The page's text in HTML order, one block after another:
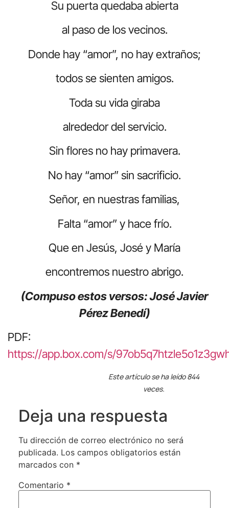
Su puerta quedaba abierta
al paso de los vecinos.
Donde hay “amor”, no hay extraños;
todos se sienten amigos.
Toda su vida giraba
alrededor del servicio.
Sin flores no hay primavera.
No hay “amor” sin sacrificio.
Señor, en nuestras familias,
Falta “amor” y hace frío.
Que en Jesús, José y María
encontremos nuestro abrigo.
(Compuso estos versos: José Javier
Pérez Benedí)
PDF:
https://app.box.com/s/
Este artículo se ha leído 844
veces.
Deja una respuesta
Tu dirección de correo electrónico no será
publicada. Los campos obligatorios están
marcados con *
Comentario *